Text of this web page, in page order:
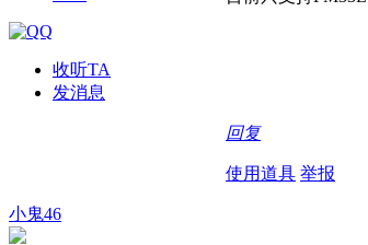
收听TA
发消息
回复
使用道具 举报
小鬼46